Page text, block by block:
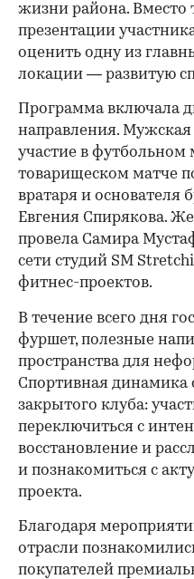
жизни района. Вместо
презентации
оценить одну из
локации — развитую
Программа включала
направления.
участие в футбольном
товарищеском матче
вратаря и основателя
Евгения Спирякова.
провела Самира
сети студий SM
фитнес-проектов.
В течение всего дня
фуршет, полезные
пространства для
Спортивная динамика
закрытого клуба:
переключиться с
восстановление и
и познакомиться с
проекта.
Благодаря
отрасли
покупателей